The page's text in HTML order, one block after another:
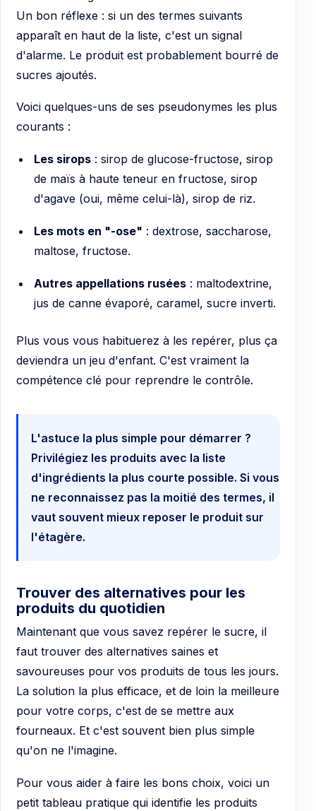
Un bon réflexe : si un des termes suivants
apparaît en haut de la liste, c'est un signal
d'alarme. Le produit est probablement bourré de
sucres ajoutés.
Voici quelques-uns de ses pseudonymes les plus
courants :
Les sirops: sirop de glucose-fructose, sirop
de maïs à haute teneur en fructose, sirop
d'agave (oui, même celui-là), sirop de riz.
Les mots en "-ose" : dextrose, saccharose,
maltose, fructose.
Autres appellations rusées: maltodextrine,
jus de canne évaporé, caramel, sucre inverti.
Plus vous vous habituerez à les repérer, plus ça
deviendra un jeu d'enfant. C'est vraiment la
compétence clé pour reprendre le contrôle.
L'astuce la plus simple pour démarrer ?
Privilégiez les produits avec la liste
d'ingrédients la plus courte possible. Si vous
ne reconnaissez pas la moitié des termes, il
vaut souvent mieux reposer le produit sur
l'étagère.
Trouver des alternatives pour les
produits du quotidien
Maintenant que vous savez repérer le sucre, il
faut trouver des alternatives saines et
savoureuses pour vos produits de tous les jours.
La solution la plus efficace, et de loin la meilleure
pour votre corps, c'est de se mettre aux
fourneaux. Et c'est souvent bien plus simple
qu'on ne l'imagine.
Pour vous aider à faire les bons choix, voici un
petit tableau pratique qui identifie les produits